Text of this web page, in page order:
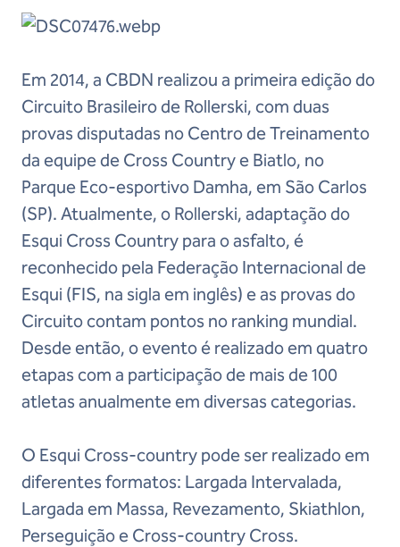
Em 2014, a CBDN realizou a primeira edição do
Circuito Brasileiro de Rollerski, com duas
provas disputadas no Centro de Treinamento
da equipe de Cross Country e Biatlo, no
Parque Eco-esportivo Damha, em São Carlos
(SP). Atualmente, o Rollerski, adaptação do
Esqui Cross Country para o asfalto, é
reconhecido pela Federação Internacional de
Esqui (FIS, na sigla em inglês) e as provas do
Circuito contam pontos no ranking mundial.
Desde então, o evento é realizado em quatro
etapas com a participação de mais de 100
atletas anualmente em diversas categorias.
O Esqui Cross-country pode ser realizado em
diferentes formatos: Largada Intervalada,
Largada em Massa, Revezamento, Skiathlon,
Perseguição e Cross-country Cross.